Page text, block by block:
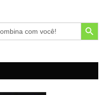
SEARCH BUTTON